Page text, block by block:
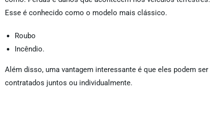
Esse é conhecido como o modelo mais clássico.
Roubo
Incêndio.
Além disso, uma vantagem interessante é que eles podem ser
contratados juntos ou individualmente.